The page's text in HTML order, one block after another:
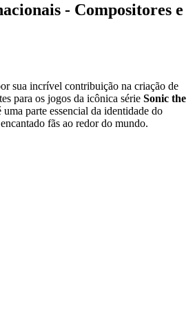
- Compositores e
sua incrível contribuição na criação de
para os jogos da icônica série Sonic the
uma parte essencial da identidade do
fãs ao redor do mundo.